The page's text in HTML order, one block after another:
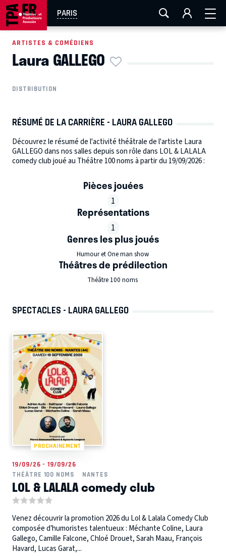
PARIS
AIX-MARSEILLE LA ROCHELLE
EN TOURNÉE
ARTISTES & COMÉDIENS
Laura GALLEGO
DISTRIBUTION
RÉSUMÉ DE LA CARRIÈRE - LAURA GALLEGO
Découvrez le résumé de l'activité théâtrale de l'artiste Laura
GALLEGO dans nos salles depuis son rôle dans LOL & LALALA
comedy club joué au Théâtre 100 noms à partir du 19/09/2026 :
Pièces jouées
1
Représentations
1
Genres les plus joués
Humour et One man show
Théâtres de prédilection
Théâtre 100 noms
SPECTACLES - LAURA GALLEGO
PROCHAINEMENT
19/09/26 - 19/09/26
THÉÂTRE 100 NOMS
NANTES
LOL & LALALA comedy club
Venez découvrir la promotion 2026 du Lol & Lalala Comedy Club
composée d’humoristes talentueux : Méchante Coline, Laura
Gallego, Camille Falcone, Chloé Drouet, Sarah Maau, François
Havard, Lucas Garat,...